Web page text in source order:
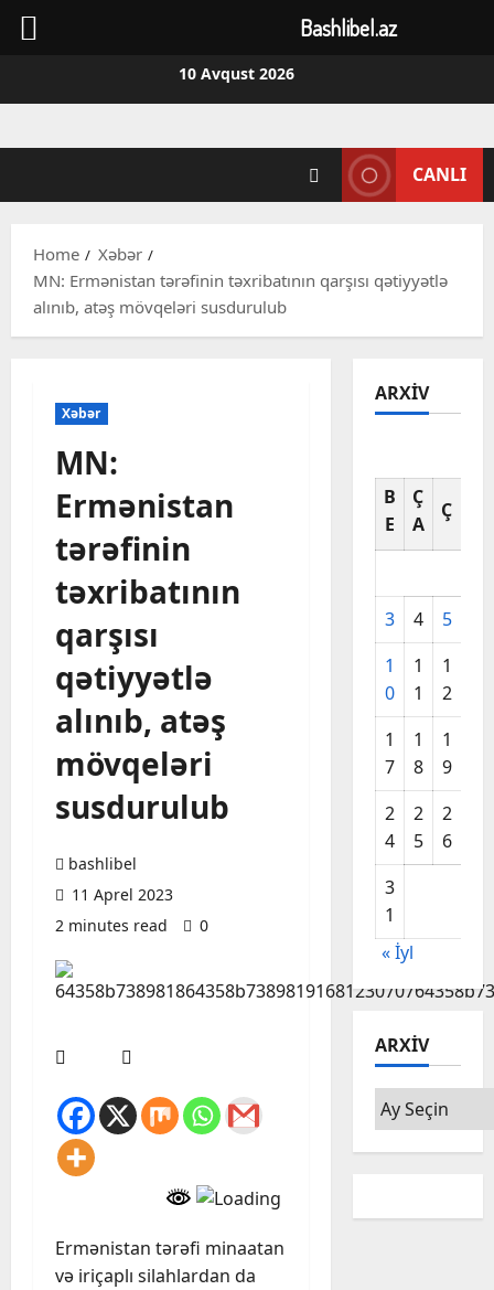
10 Avqust 2026
CANLI
Home
Xəbər
MN: Ermənistan tərəfinin təxribatının qarşısı qətiyyətlə
alınıb, atəş mövqeləri susdurulub
Xəbər
MN:
Ermənistan
tərəfinin
təxribatının
qarşısı
qətiyyətlə
alınıb, atəş
mövqeləri
susdurulub
bashlibel
11 Aprel 2023
2 minutes read
0
Ermənistan tərəfi minaatan
və iriçaplı silahlardan da
ARXIV
B
E
Ç
A
Ç
3 4 5
1
0
1
1
1
2
1
7
1
8
1
9
2
4
2
5
2
6
3
1
« İyl
ARXIV
Arxiv
Bashlibel.az